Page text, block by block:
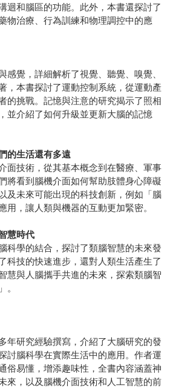
迴和腦區的功能。此外，本書還探討了
物治療、行為訓練和物理調控中的應
感覺，詳細解析了視覺、聽覺、嗅覺、
，本書探討了運動控制系統，從運動產
的挑戰。記憶與注意的研究揭示了照相
並介紹了如何升級並更新大腦的記憶
的生活還有多遠
面技術，從其基本概念到在醫療、軍事
將看到腦機介面如何幫助肢體身心障礙
及未來可能出現的科技創新，例如「腦
用，讓人類與機器的互動更加緊密。
慧時代
科學的結合，探討了類腦智慧的未來發
科技的快速進步，還對人類生活產生了
慧與人腦攜手共進的未來，探索類腦智
。
年研究經驗撰寫，介紹了大腦研究的發
討腦科學在實際生活中的應用。作者運
俗易懂，增添趣味性，全書內容涵蓋神
來，以及腦機介面技術和人工智慧的前